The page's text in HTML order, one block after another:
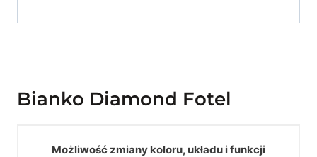
Bianko Diamond Fotel
Możliwość zmiany koloru, układu i funkcji